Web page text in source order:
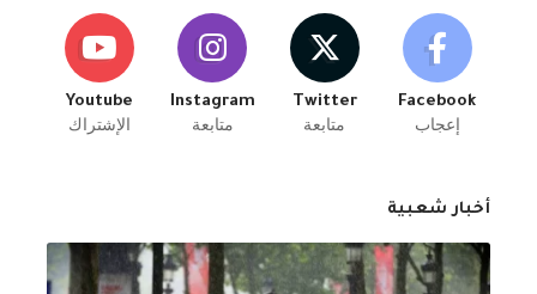
Facebook
إعجاب
Twitter
متابعة
Instagram
متابعة
Youtube
الإشتراك
أخبار شعبية